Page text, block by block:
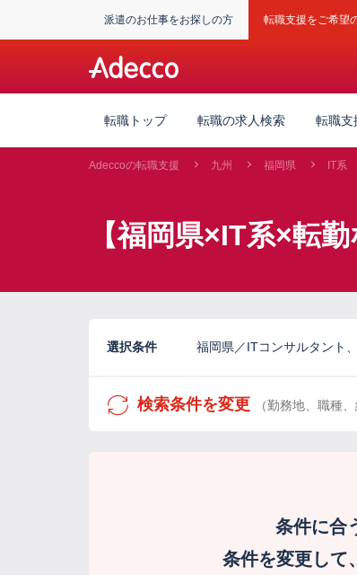
派遣のお仕事をお探しの方 転職支援をご希望
転職トップ 転職の求人検索 転職支
Adeccoの転職支援 九州 福岡県 IT系
【福岡県×IT系×転
選択条件 福岡県／ITコンサルタント
検索条件を変更 （勤務地、職種
条件に合
条件を変更して